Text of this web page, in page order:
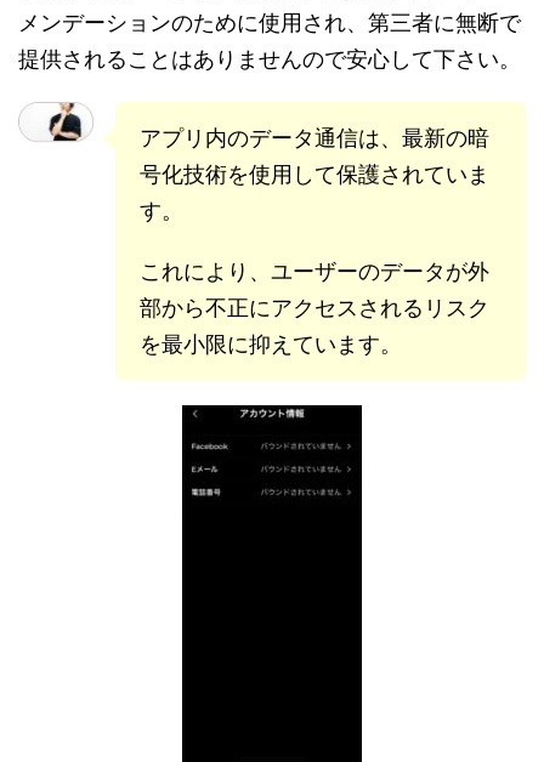
メンデーションのために使用され、第三者に無断で
提供されることはありませんので安心して下さい。
アプリ内のデータ通信は、最新の暗
号化技術を使用して保護されていま
す。
これにより、ユーザーのデータが外
部から不正にアクセスされるリスク
を最小限に抑えています。